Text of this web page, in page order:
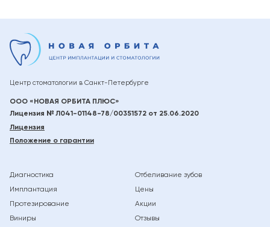
Центр стоматологии в Санкт-Петербурге
ООО «НОВАЯ ОРБИТА ПЛЮС»
Лицензия № Л041-01148-78/00351572 от 25.06.2020
Лицензия
Положение о гарантии
Диагностика
Имплантация
Протезирование
Виниры
Отбеливание зубов
Цены
Акции
Отзывы